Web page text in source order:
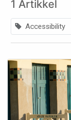
1 Artikkel
Accessibility